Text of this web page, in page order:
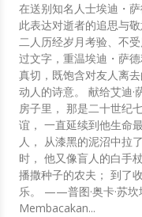
在送别知名人士埃迪・
此表达对逝者的追思与
二人历经岁月考验、不
过文字，重温埃迪・萨
真切，既饱含对友人离
动人的诗意。 献给艾迪·萨德利 友谊，不因风雨与烈日而褪色 我们相识于雅加达芒加勿刹（Mangga Besar）的一所
房子里， 那是二十世纪
谊， 一直延续到他生命
人， 从漆黑的泥沼中拉
时， 他又像盲人的白手
播撒种子的农夫； 到了
乐。 ——普图·奥卡·苏坎
Membacakan...